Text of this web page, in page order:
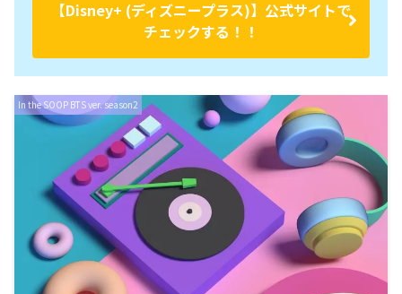
【Disney+ (ディズニープラス)】公式サイトで
チェックする！！
In the SOOP BTS ver. season2